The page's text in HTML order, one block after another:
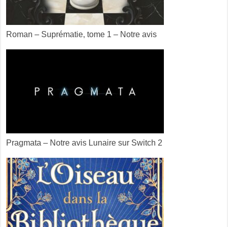
Roman – Suprématie, tome 1 – Notre avis
Pragmata – Notre avis Lunaire sur Switch 2